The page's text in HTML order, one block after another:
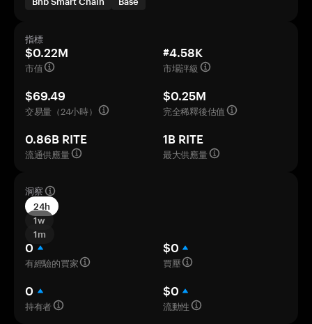
指標
$0.22M
市值
#4.58K
市場評級
$69.49
交易量（24小時）
$0.25M
完全稀釋後估值
0.86B RITE
流通供應量
1B RITE
最大供應量
洞察
24h
1w
1m
0
有經驗的買家
$0
買壓
0
持有者
$0
流動性